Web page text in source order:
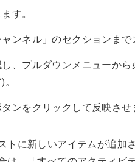
す。
ンネル」のセクションまで
、プルダウンメニューか
ンをクリックして反映させ
に新しいアイテムが追加